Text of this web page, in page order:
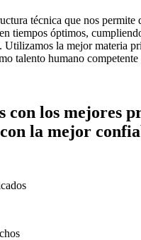
técnica que nos permite
tiempos óptimos,
Utilizamos la mejor materia
talento humano
con los mejores
la mejor